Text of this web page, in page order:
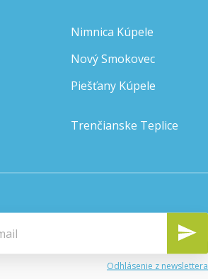
Nimnica Kúpele
Nový Smokovec
Piešťany Kúpele
Trenčianske Teplice
Odhlásenie z newslettera